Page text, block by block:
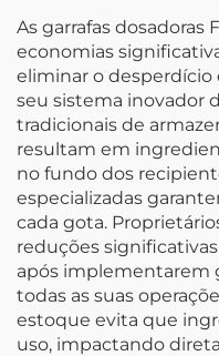
As garrafas dosadoras
economias
eliminar o desperdício
seu sistema inovador
tradicionais de
resultam em
no fundo dos
especializadas
cada gota.
reduções
após implementarem
todas as suas
estoque evita que
uso, impactando